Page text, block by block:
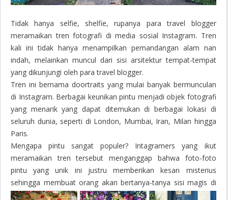
Tidak hanya selfie, shelfie, rupanya para travel blogger
meramaikan tren fotografi di media sosial Instagram. Tren
kali ini tidak hanya menampilkan pemandangan alam nan
indah, melainkan muncul dari sisi arsitektur tempat-tempat
yang dikunjungi oleh para travel blogger.
Tren ini bernama doortraits yang mulai banyak bermunculan
di Instagram. Berbagai keunikan pintu menjadi objek fotografi
yang menarik yang dapat ditemukan di berbagai lokasi di
seluruh dunia, seperti di London, Mumbai, Iran, Milan hingga
Paris.
Mengapa pintu sangat populer? Intagramers yang ikut
meramaikan tren tersebut menganggap bahwa foto-foto
pintu yang unik ini justru memberikan kesan misterius
sehingga membuat orang akan bertanya-tanya sisi magis di
dalamnya dan menebak apa yang ada di balik pintu.